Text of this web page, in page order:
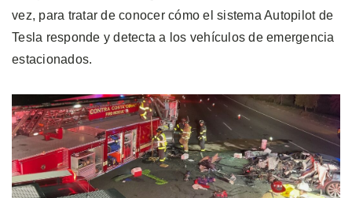
vez, para tratar de conocer cómo el sistema Autopilot de
Tesla responde y detecta a los vehículos de emergencia
estacionados.